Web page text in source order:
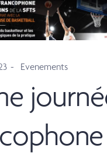
Evenements